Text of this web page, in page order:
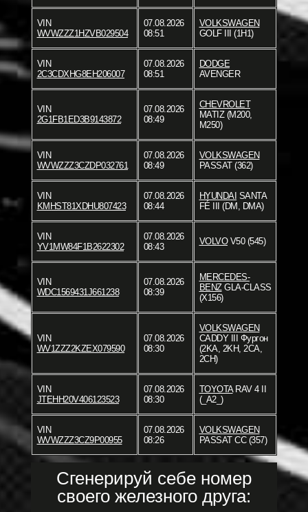
VIN
WVWZZZ1HZVB029504
07.08.2026
08:51
VOLKSWAGEN
GOLF III (1H1)
VIN
2C3CDXHG8EH206007
07.08.2026
08:51
DODGE
AVENGER
VIN
2G1FB1ED3B9143872
07.08.2026
08:49
CHEVROLET
MATIZ (M200,
M250)
VIN
WVWZZZ3CZDP032761
07.08.2026
08:49
VOLKSWAGEN
PASSAT (362)
VIN
KMHST81XDHU807423
07.08.2026
08:44
HYUNDAI SANTA
FÉ III (DM, DMA)
VIN
YV1MW84F1B2622302
07.08.2026
08:43
VOLVOV50 (545)
VIN
WDC1569431J661238
07.08.2026
08:39
MERCEDES-
BENZGLA-CLASS
(X156)
VIN
WV1ZZZ2KZEX079590
07.08.2026
08:30
VOLKSWAGEN
CADDY III Фургон
(2KA, 2KH, 2CA,
2CH)
VIN
JTEHH20V406123523
07.08.2026
08:30
TOYOTARAV 4 II
(_A2_)
VIN
WVWZZZ3CZ9P00955
07.08.2026
08:26
VOLKSWAGEN
PASSAT CC (357)
Сгенерируй себе номер
своего железного друга: